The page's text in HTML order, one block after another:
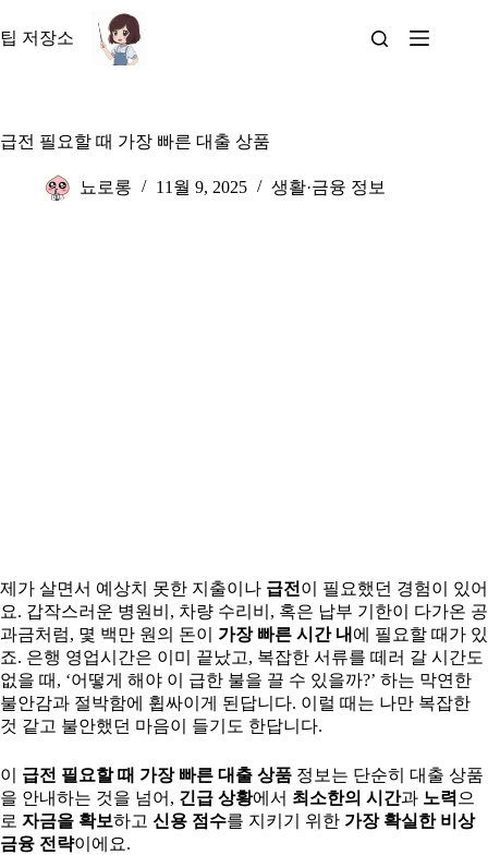
문
뛰
팁 저장소
급전 필요할 때 가장 빠른 대출 상품
뇨로롱 11월 9, 2025 생활·금융 정보
제가 살면서 예상치 못한 지출이나 급전 이 필요했던 경험이 있어
요. 갑작스러운 병원비, 차량 수리비, 혹은 납부 기한이 다가온 공
과금처럼, 몇 백만 원의 돈이 가장 빠른 시간 내 에 필요할 때가 있
죠. 은행 영업시간은 이미 끝났고, 복잡한 서류를 떼러 갈 시간도
없을 때, ‘어떻게 해야 이 급한 불을 끌 수 있을까?’ 하는 막연한
불안감과 절박함에 휩싸이게 된답니다. 이럴 때는 나만 복잡한
것 같고 불안했던 마음이 들기도 한답니다.
이 급전 필요할 때 가장 빠른 대출 상품 정보는 단순히 대출 상품
을 안내하는 것을 넘어, 긴급 상황에서 최소한의 시간과 노력 으
로 자금을 확보하고 신용 점수를 지키기 위한 가장 확실한 비상
금융 전략이에요.